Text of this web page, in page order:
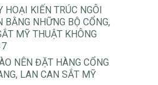
HOẠI KIẾN TRÚC NGÔI
BẰNG NHỮNG BỘ CỔNG,
MỸ THUẬT KHÔNG
NÊN ĐẶT HÀNG CỔNG
LAN CAN SẮT MỸ